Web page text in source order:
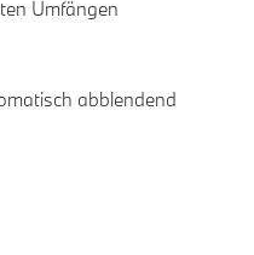
Umfängen
abblendend